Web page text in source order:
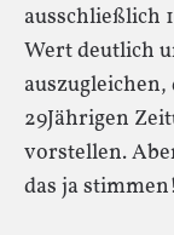
ausschließlich
Wert deutlich
29Jährigen
vorstellen.
das ja stimmen!